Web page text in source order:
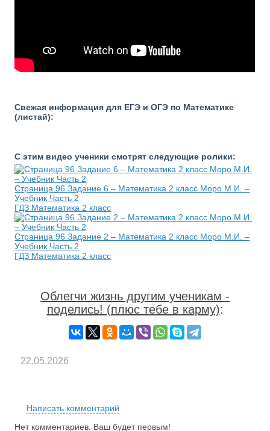
Свежая информация для ЕГЭ и ОГЭ по Математике
(листай):
С этим видео ученики смотрят следующие ролики:
Страница 96 Задание 6 – Математика 2 класс Моро М.И. –
Учебник Часть 2
ГДЗ Математика 2 класс
Страница 96 Задание 2 – Математика 2 класс Моро М.И. –
Учебник Часть 2
ГДЗ Математика 2 класс
Облегчи жизнь другим ученикам -
поделись! (плюс тебе в карму):
22.05.2026
Написать комментарий
Нет комментариев. Ваш будет первым!